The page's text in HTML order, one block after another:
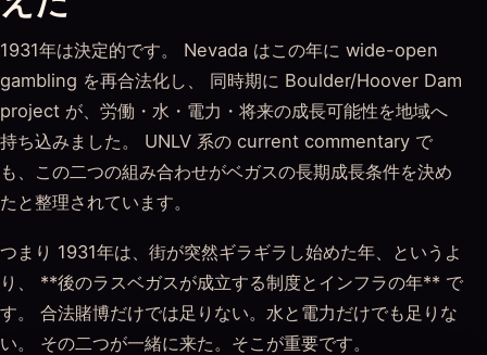
1931年は決定的です。 Nevada はこの年に wide-open
gambling を再合法化し、 同時期に Boulder/Hoover Dam
project が、労働・水・電力・将来の成長可能性を地域へ
持ち込みました。 UNLV 系の current commentary で
も、この二つの組み合わせがベガスの長期成長条件を決め
たと整理されています。
つまり 1931年は、街が突然ギラギラし始めた年、というよ
り、 **後のラスベガスが成立する制度とインフラの年** で
す。 合法賭博だけでは足りない。水と電力だけでも足りな
い。 その二つが一緒に来た。そこが重要です。